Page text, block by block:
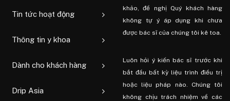
Tin tức hoạt động
Thông tin y khoa
Dành cho khách hàng
Drip Asia
khảo, đề nghị Quý khách hàng
không tự ý áp dụng khi chưa
được bác sĩ của chúng tôi kê toa.
Luôn hỏi ý kiến ​​bác sĩ trước khi
bắt đầu bất kỳ liệu trình điều trị
hoặc liệu pháp nào. Chúng tôi
không chịu trách nhiệm về các